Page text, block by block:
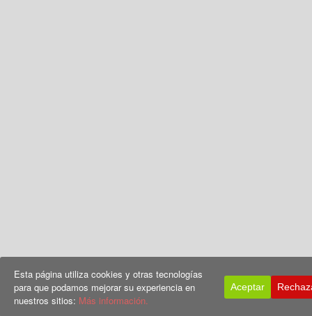
Esta página utiliza cookies y otras tecnologías
para que podamos mejorar su experiencia en
nuestros sitios: Más información.
Aceptar